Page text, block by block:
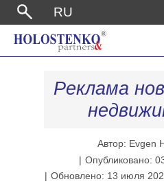
RU
Реклама
Автор: Evgen
Опубликовано:
Обновлено: 13 июля